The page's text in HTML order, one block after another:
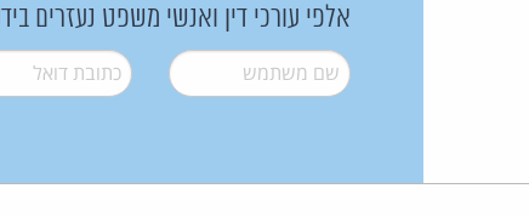
אלפי עורכי דין ואנשי משפט נעזרים
שם משתמש* דואל*